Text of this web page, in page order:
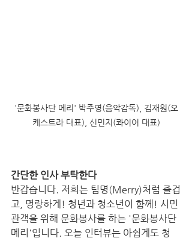
'문화봉사단 메리' 박주영(음악감독), 김재원(오
케스트라 대표), 신민지(콰이어 대표)
간단한 인사 부탁한다
반갑습니다. 저희는 팀명(Merry)처럼 즐겁
고, 명랑하게! 청년과 청소년이 함께! 시민
관객을 위해 문화봉사를 하는 '문화봉사단
메리'입니다. 오늘 인터뷰는 아쉽게도 청